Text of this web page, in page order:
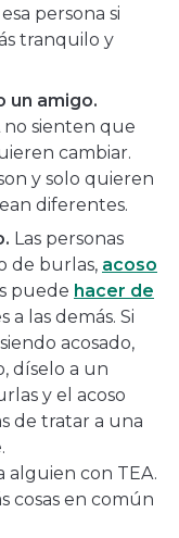
persona si
tranquilo y
un amigo.
no sienten que
cambiar.
y solo quieren
diferentes.
Las personas
de burlas, acoso
puede hacer de
a las demás. Si
acosado,
díselo a un
y el acoso
de tratar a una
alguien con TEA.
cosas en común